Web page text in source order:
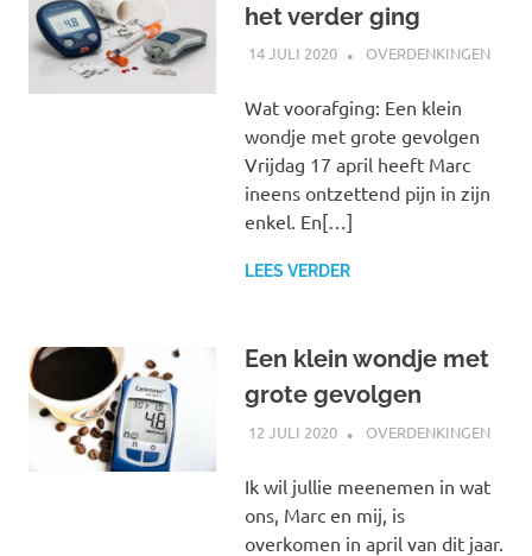
het verder ging
14 JULI 2020 MARJOLEIN
OVERDENKINGEN
Wat voorafging: Een klein
wondje met grote gevolgen
Vrijdag 17 april heeft Marc
ineens ontzettend pijn in zijn
enkel. En[…]
LEES VERDER
Een klein wondje met
grote gevolgen
12 JULI 2020 MARJOLEIN
OVERDENKINGEN
Ik wil jullie meenemen in wat
ons, Marc en mij, is
overkomen in april van dit jaar.